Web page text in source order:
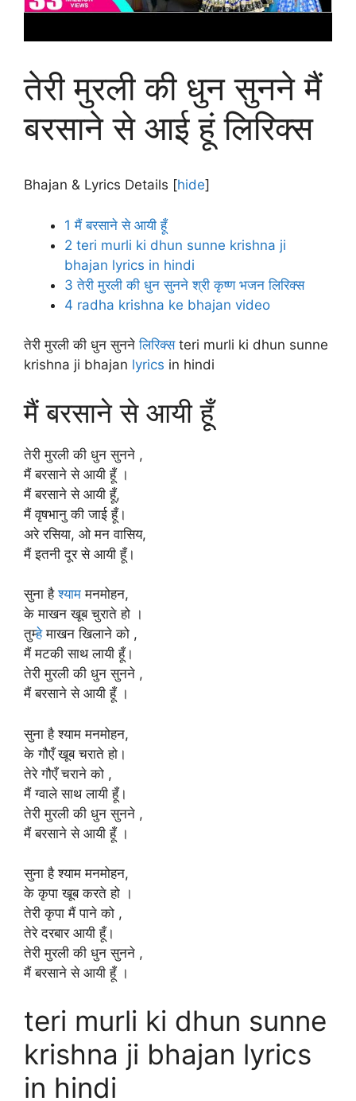
तेरी मुरली की धुन सुनने मैं
बरसाने से आई हूं लिरिक्स
Bhajan & Lyrics Details [hide]
1 मैं बरसाने से आयी हूँ
2 teri murli ki dhun sunne krishna ji
bhajan lyrics in hindi
3 तेरी मुरली की धुन सुनने श्री कृष्ण भजन लिरिक्स
4 radha krishna ke bhajan video
तेरी मुरली की धुन सुननेलिरिक्सteri murli ki dhun sunne
krishna ji bhajan lyrics in hindi
मैं बरसाने से आयी हूँ
तेरी मुरली की धुन सुनने ,
मैं बरसाने से आयी हूँ ।
मैं बरसाने से आयी हूँ,
मैं वृषभानु की जाई हूँ।
अरे रसिया, ओ मन वासिय,
मैं इतनी दूर से आयी हूँ।
सुना हैश्याम मनमोहन,
के माखन खूब चुराते हो ।
तुम्हेमाखन खिलाने को ,
मैं मटकी साथ लायी हूँ।
तेरी मुरली की धुन सुनने ,
मैं बरसाने से आयी हूँ ।
सुना है श्याम मनमोहन,
के गौएँ खूब चराते हो।
तेरे गौएँ चराने को ,
मैं ग्वाले साथ लायी हूँ।
तेरी मुरली की धुन सुनने ,
मैं बरसाने से आयी हूँ ।
सुना है श्याम मनमोहन,
के कृपा खूब करते हो ।
तेरी कृपा मैं पाने को ,
तेरे दरबार आयी हूँ।
तेरी मुरली की धुन सुनने ,
मैं बरसाने से आयी हूँ ।
teri murli ki dhun sunne
krishna ji bhajan lyrics
in hindi